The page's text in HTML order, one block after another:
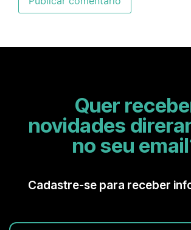
Quer
novidades
no seu
Cadastre-se para receber